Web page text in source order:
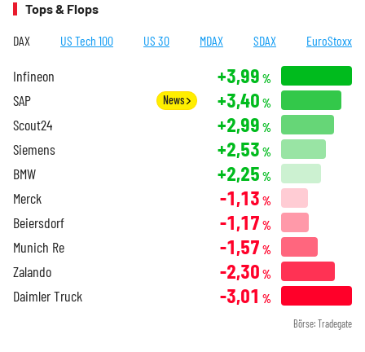
Tops & Flops
DAX US Tech 100 US 30 MDAX SDAX EuroStoxx
Infineon +3,99 %
SAP News +3,40 %
Scout24 +2,99 %
Siemens +2,53 %
BMW +2,25 %
Merck -1,13 %
Beiersdorf -1,17 %
Munich Re -1,57 %
Zalando -2,30 %
Daimler Truck -3,01 %
Börse: Tradegate